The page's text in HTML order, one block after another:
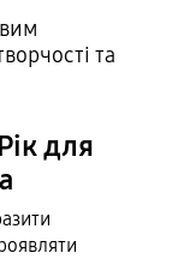
та
для